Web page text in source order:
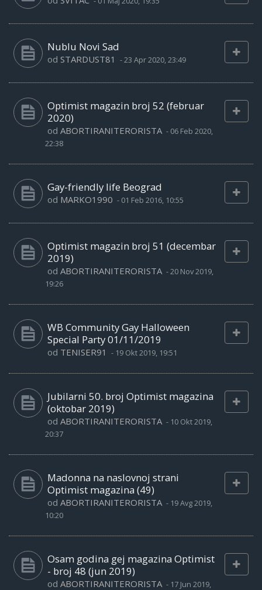
Nublu Novi Sad
od STARDUST81 -23 Apr 2020, 23:49
Optimist magazin broj 52 (februar
2020)
od ABORTIRANITERORISTA - 06 Feb 2020,
22:38
Gay-friendly life Beograd
od MARKO1990 - 01 Feb 2016, 10:55
Optimist magazin broj 51 (decembar
2019)
od ABORTIRANITERORISTA -20 Nov 2019,
19:26
WB Community Gay Halloween
Special Party 01/11/2019
od TENISER91 - 19 Okt 2019, 19:51
Jubilarni 50. broj Optimist magazina
(oktobar 2019)
od ABORTIRANITERORISTA - 10 Okt 2019,
20:37
Madonna na naslovnoj strani
Optimist magazina (49)
od ABORTIRANITERORISTA - 19 Avg 2019,
10:20
Osam godina gej magazina Optimist
- broj 48 (jun 2019)
od ABORTIRANITERORISTA - 17 Jun 2019,